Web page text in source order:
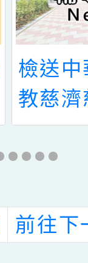
檢送
教慈
基金
師心
前往下